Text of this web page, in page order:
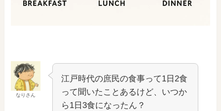
なりさん
江戸時代の庶民の食事って1日2食
って聞いたことあるけど、いつか
ら1日3食になったん？